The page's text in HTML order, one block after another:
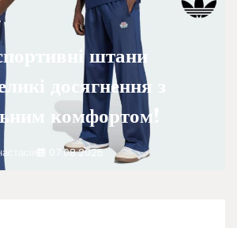
штани
досягнення з
комфортом!
07.08.2025